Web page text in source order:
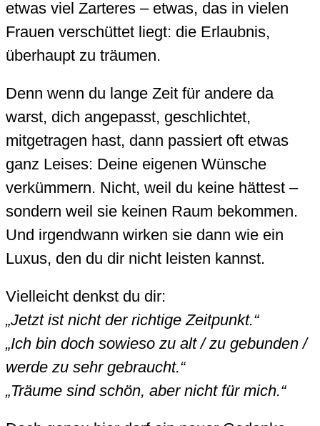
etwas viel Zarteres – etwas, das in vielen
Frauen verschüttet liegt: die Erlaubnis,
überhaupt zu träumen.
Denn wenn du lange Zeit für andere da
warst, dich angepasst, geschlichtet,
mitgetragen hast, dann passiert oft etwas
ganz Leises: Deine eigenen Wünsche
verkümmern. Nicht, weil du keine hättest –
sondern weil sie keinen Raum bekommen.
Und irgendwann wirken sie dann wie ein
Luxus, den du dir nicht leisten kannst.
Vielleicht denkst du dir:
„Jetzt ist nicht der richtige Zeitpunkt.“
„Ich bin doch sowieso zu alt / zu gebunden /
werde zu sehr gebraucht.“
„Träume sind schön, aber nicht für mich.“